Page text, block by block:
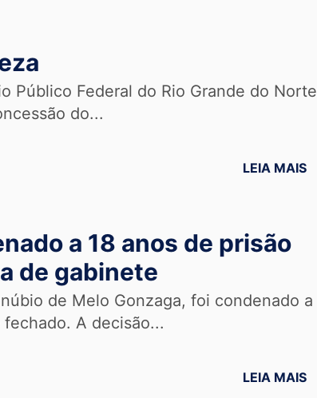
Público Federal do Rio Grande do Norte
do...
LEIA MAIS
a 18 anos de prisão
de gabinete
de Melo Gonzaga, foi condenado a
A decisão...
LEIA MAIS